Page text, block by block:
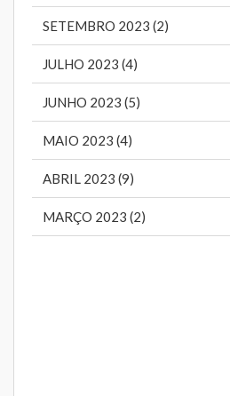
SETEMBRO 2023 (2)
JULHO 2023 (4)
JUNHO 2023 (5)
MAIO 2023 (4)
ABRIL 2023 (9)
MARÇO 2023 (2)